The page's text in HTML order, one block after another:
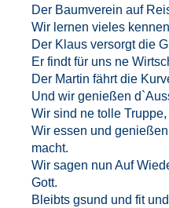
Der Baumverein auf
Wir lernen vieles
Der Klaus versorgt die
Er findt für uns ne
Der Martin fährt die
Und wir genießen
Wir sind ne tolle
Wir essen und
macht.
Wir sagen nun Auf
Gott.
Bleibts gsund und fit